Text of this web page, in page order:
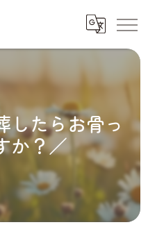
したらお骨っ
か？／